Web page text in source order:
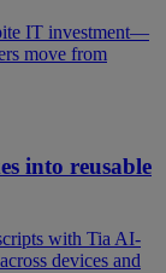
IT investment—
move from
into reusable
with Tia AI-
devices and